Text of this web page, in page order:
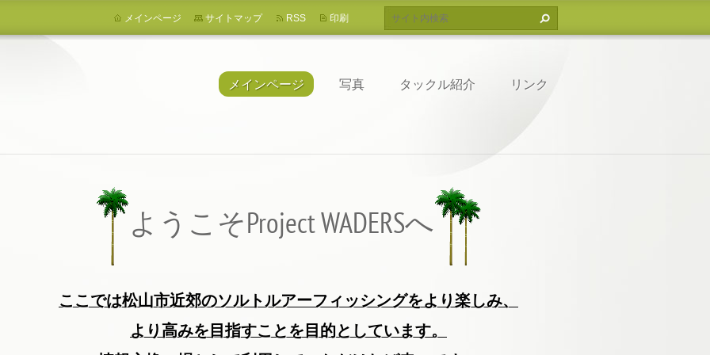
メインページ 写真 タックル紹介 リンク
メインページ サイトマップ RSS 印刷
ようこそProject WADERSへ
ここでは松山市近郊のソルトルアーフィッシングをより楽しみ、
より高みを目指すことを目的としています。